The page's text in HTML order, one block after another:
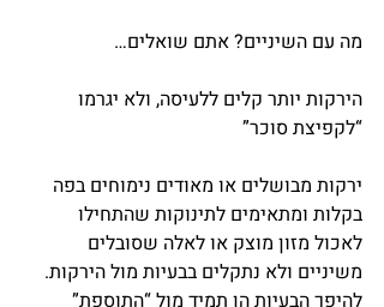
מה עם השיניים? אתם שואלים…
הירקות יותר קלים ללעיסה, ולא יגרמו
“לקפיצת סוכר”
ירקות מבושלים או מאודים נימוחים בפה
בקלות ומתאימים לתינוקות שהתחילו
לאכול מזון מוצק או לאלה שסובלים
משיניים ולא נתקלים בבעיות מול הירקות.
להיפך הבעיות הן תמיד מול “התוספת”